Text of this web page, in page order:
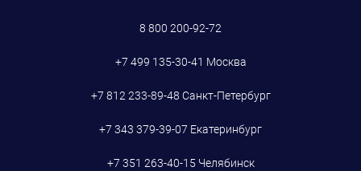
8 800 200-92-72
+7 499 135-30-41 Москва
+7 812 233-89-48 Санкт-Петербург
+7 343 379-39-07 Екатеринбург
+7 351 263-40-15 Челябинск